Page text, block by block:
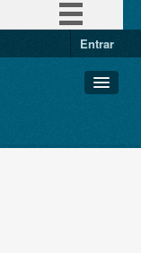
Entrar